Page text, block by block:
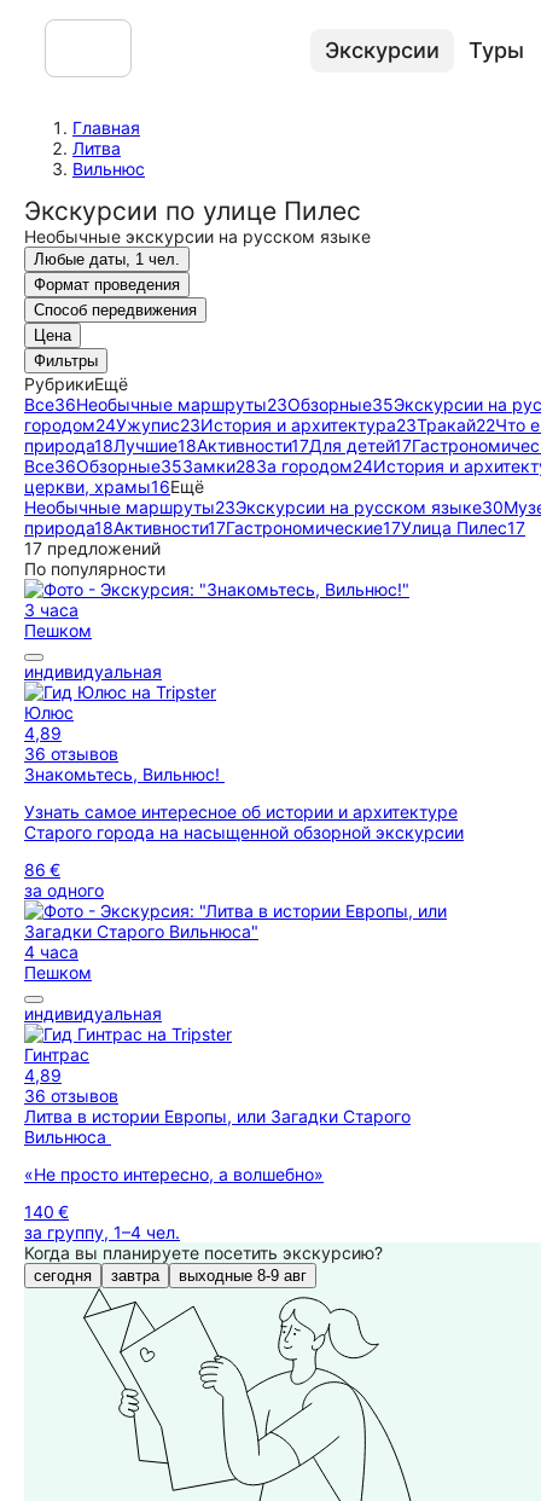
Экскурсии Туры
Главная
Литва
Вильнюс
Экскурсии по улице Пилес
Необычные экскурсии на русском языке
Любые даты, 1 чел.
Формат проведения
Способ передвижения
Цена
Фильтры
РубрикиЕщё
Все36Необычные маршруты23Обзорные35Экскурсии на
городом24Ужупис23История и архитектура23Тракай22Что
природа18Лучшие18Активности17Для детей17
Все36Обзорные35Замки28За городом24История и
церкви, храмы16Ещё
Необычные маршруты23Экскурсии на русском языке30
природа18Активности17Гастрономические17Улица Пилес17
17 предложений
По популярности
3 часа
Пешком
индивидуальная
Юлюс
4,89
36 отзывов
Знакомьтесь, Вильнюс!
Узнать самое интересное об истории и архитектуре
Старого города на насыщенной обзорной экскурсии
86 €
за одного
4 часа
Пешком
индивидуальная
Гинтрас
4,89
36 отзывов
Литва в истории Европы, или Загадки Старого
Вильнюса
«Не просто интересно, а волшебно»
140 €
за группу, 1–4 чел.
Когда вы планируете посетить экскурсию?
сегодня завтра выходные 8-9 авг